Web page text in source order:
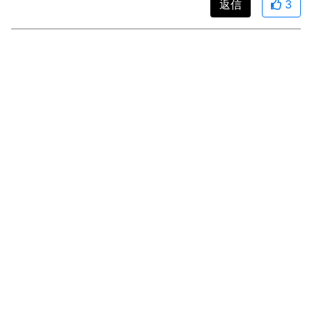
返信 3